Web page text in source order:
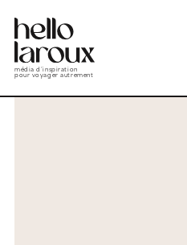
média d’inspiration
pour voyager autrement